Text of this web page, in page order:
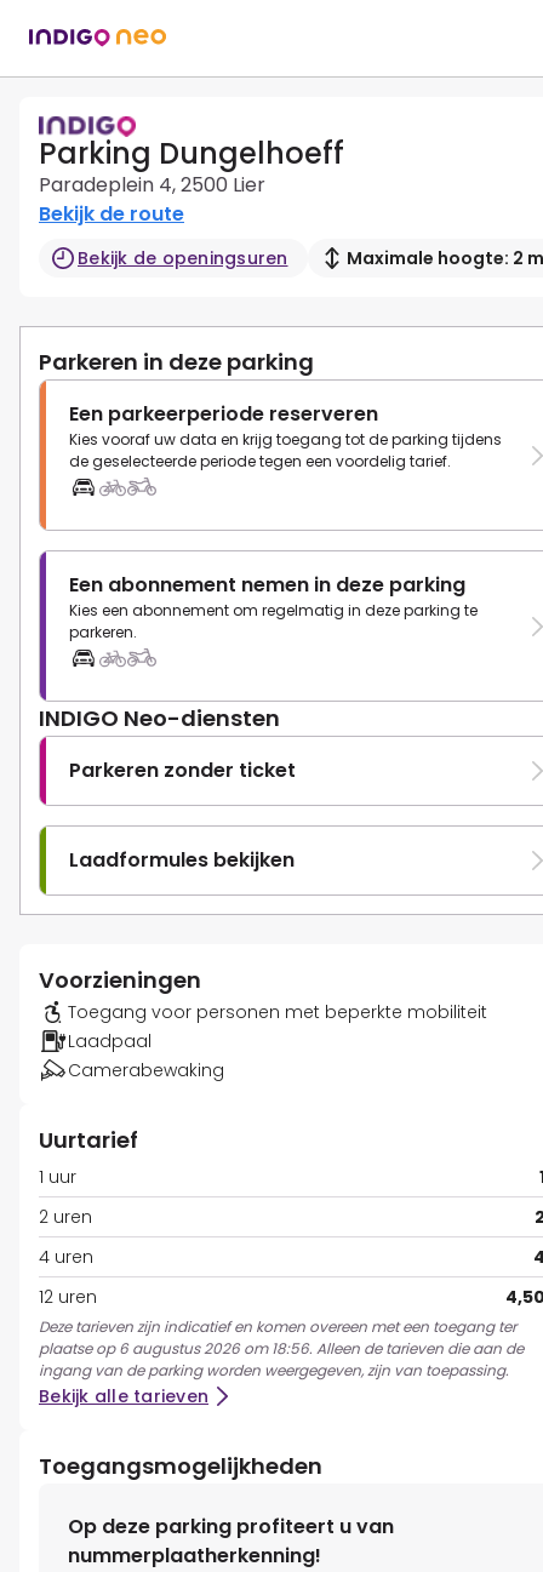
Parking Dungelhoeff
Paradeplein 4, 2500 Lier
Bekijk de route
Bekijk de openingsuren Maximale hoogte: 2 m
Parkeren in deze parking
Een parkeerperiode reserveren
Kies vooraf uw data en krijg toegang tot de parking tijdens
de geselecteerde periode tegen een voordelig tarief.
Een abonnement nemen in deze parking
Kies een abonnement om regelmatig in deze parking te
parkeren.
INDIGO Neo-diensten
Parkeren zonder ticket
Laadformules bekijken
Voorzieningen
Toegang voor personen met beperkte mobiliteit
Laadpaal
Camerabewaking
Uurtarief
1 uur
2 uren
4 uren
12 uren
Deze tarieven zijn indicatief en komen overeen met een toegang ter
plaatse op 6 augustus 2026 om 18:56. Alleen de tarieven die aan de
ingang van de parking worden weergegeven, zijn van toepassing.
Bekijk alle tarieven
Toegangsmogelijkheden
Op deze parking profiteert u van
nummerplaatherkenning!